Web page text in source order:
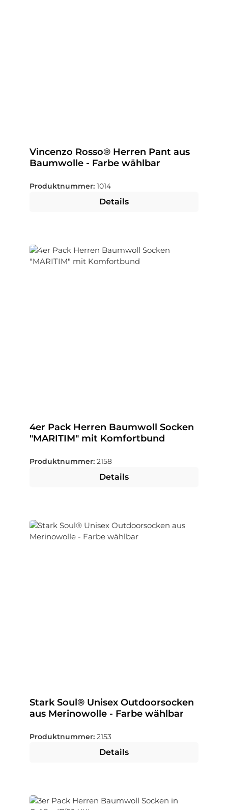
Vincenzo Rosso® Herren Pant aus
Baumwolle - Farbe wählbar
Produktnummer: 1014
Details
4er Pack Herren Baumwoll Socken
"MARITIM" mit Komfortbund
Produktnummer: 2158
Details
Stark Soul® Unisex Outdoorsocken
aus Merinowolle - Farbe wählbar
Produktnummer: 2153
Details